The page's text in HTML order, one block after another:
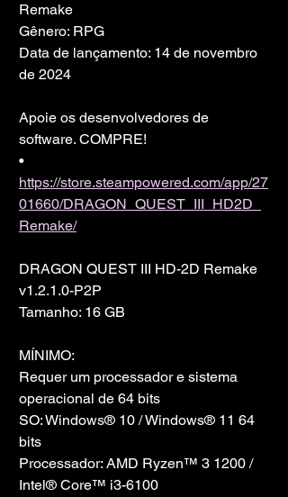
Remake
Gênero: RPG
Data de lançamento: 14 de novembro
de 2024
Apoie os desenvolvedores de
software. COMPRE!
•
https://store.steampowered.com/app/27
01660/DRAGON_QUEST_III_HD2D_
Remake/
DRAGON QUEST III HD-2D Remake
v1.2.1.0-P2P
Tamanho: 16 GB
MÍNIMO:
Requer um processador e sistema
operacional de 64 bits
SO: Windows® 10 / Windows® 11 64
bits
Processador: AMD Ryzen™ 3 1200 /
Intel® Core™ i3-6100